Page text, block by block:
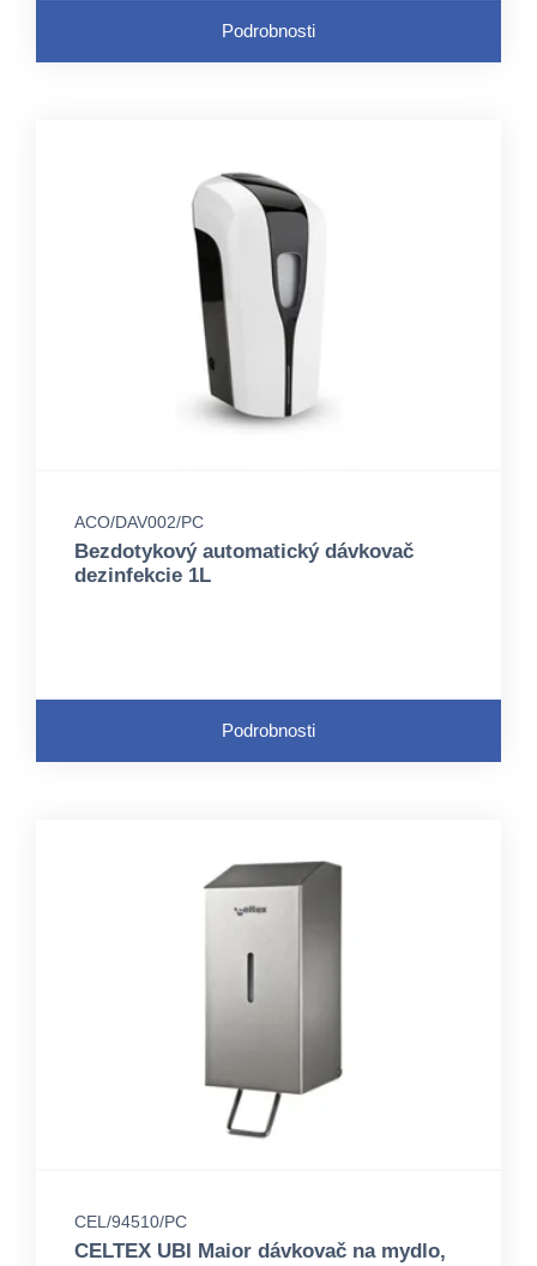
Podrobnosti
ACO/DAV002/PC
Bezdotykový automatický dávkovač
dezinfekcie 1L
Podrobnosti
CEL/94510/PC
CELTEX UBI Maior dávkovač na mydlo,